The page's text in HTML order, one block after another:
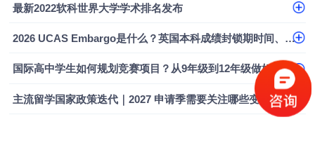
最新2022软科世界大学学术排名发布
2026 UCAS Embargo是什么？英国本科成绩封锁期时间、影响及应对指南
国际高中学生如何规划竞赛项目？从9年级到12年级做好本科申请布局
主流留学国家政策迭代｜2027 申请季需要关注哪些变化